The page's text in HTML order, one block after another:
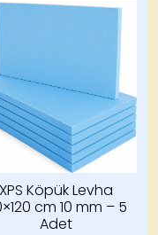
XPS Köpük Levha
cm 10 mm – 5
Adet